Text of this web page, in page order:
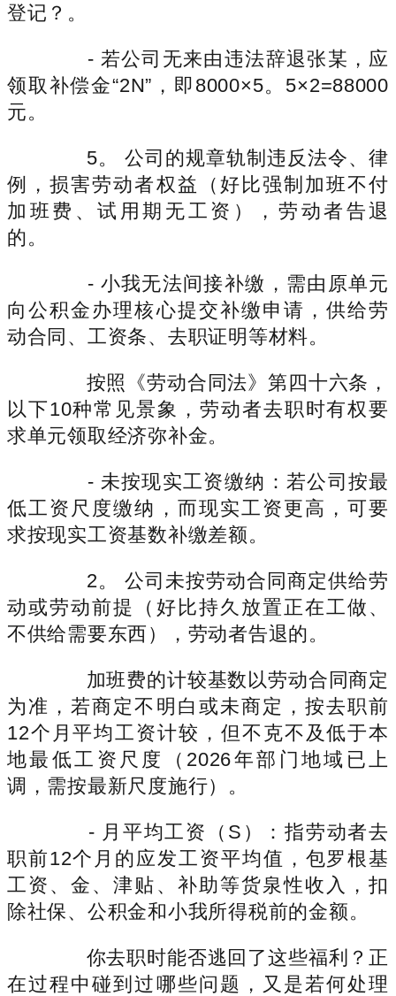
登记？。
- 若公司无来由违法辞退张某，应
领取补偿金“2N”，即8000×5。5×2=88000
元。
5。 公司的规章轨制违反法令、律
例，损害劳动者权益（好比强制加班不付
加班费、试用期无工资），劳动者告退
的。
- 小我无法间接补缴，需由原单元
向公积金办理核心提交补缴申请，供给劳
动合同、工资条、去职证明等材料。
按照《劳动合同法》第四十六条，
以下10种常见景象，劳动者去职时有权要
求单元领取经济弥补金。
- 未按现实工资缴纳：若公司按最
低工资尺度缴纳，而现实工资更高，可要
求按现实工资基数补缴差额。
2。 公司未按劳动合同商定供给劳
动或劳动前提（好比持久放置正在工做、
不供给需要东西），劳动者告退的。
加班费的计较基数以劳动合同商定
为准，若商定不明白或未商定，按去职前
12个月平均工资计较，但不克不及低于本
地最低工资尺度（2026年部门地域已上
调，需按最新尺度施行）。
- 月平均工资（S）：指劳动者去
职前12个月的应发工资平均值，包罗根基
工资、金、津贴、补助等货泉性收入，扣
除社保、公积金和小我所得税前的金额。
你去职时能否逃回了这些福利？正
在过程中碰到过哪些问题，又是若何处理